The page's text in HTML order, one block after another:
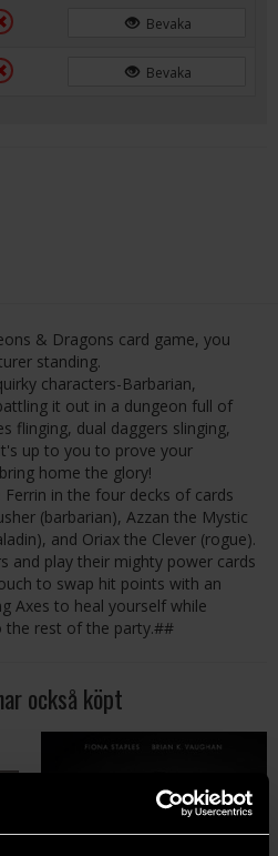
Bevaka
Bevaka
& Dragons card game, you
standing.
characters-Barbarian,
it out in a dungeon full of
flinging, dual daggers slinging,
up to you to prove your
home the glory!
in the four decks of cards
(barbarian), Azzan the Mystic
and Oriax the Clever (rogue).
and play their mighty power cards
to swap hit points with an
Axes to heal yourself while
the rest of the party.##
också köpt